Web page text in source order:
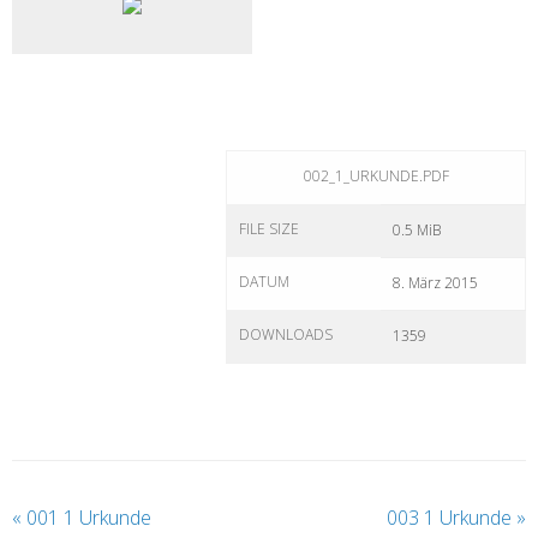
002_1_URKUNDE.PDF
FILE SIZE 0.5 MiB
DATUM 8. März 2015
DOWNLOADS 1359
« 001 1 Urkunde 003 1 Urkunde »